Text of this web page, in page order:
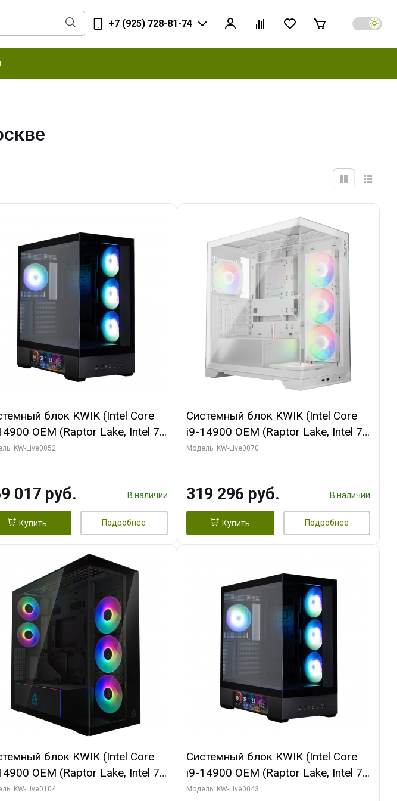
+7 (925) 728-81-74
блок KWIK (Intel Core
OEM (Raptor Lake, Intel 7,
16EC/8PC// 64 ГБ ОЗУ (2
3xDP HD/ 512 ГБ SSD)
KW-Live0052
017 руб. В наличии
Купить Подробнее
Системный блок KWIK (Intel Core
i9-14900 OEM (Raptor Lake, Intel 7,
C24 16EC/8PC// 64 ГБ ОЗУ (2
GDDR7 256bit/ 960 ГБ SSD)
Модель: KW-Live0070
319 296 руб. В наличии
Купить Подробнее
блок KWIK (Intel Core
OEM (Raptor Lake, Intel 7,
16EC/8PC// 64 ГБ ОЗУ (2
KW-Live0104
Системный блок KWIK (Intel Core
i9-14900 OEM (Raptor Lake, Intel 7,
C24 16EC/8PC// 16 ГБ ОЗУ (2
Модель: KW-Live0043